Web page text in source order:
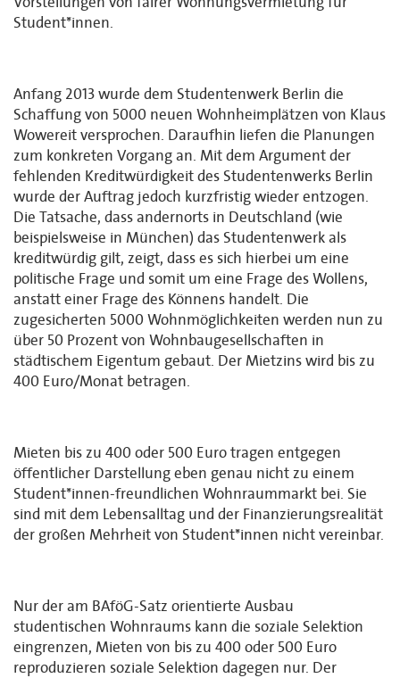
Student*innen.
Anfang 2013 wurde dem Studentenwerk Berlin die
Schaffung von 5000 neuen Wohnheimplätzen von Klaus
Wowereit versprochen. Daraufhin liefen die Planungen
zum konkreten Vorgang an. Mit dem Argument der
fehlenden Kreditwürdigkeit des Studentenwerks Berlin
wurde der Auftrag jedoch kurzfristig wieder entzogen.
Die Tatsache, dass andernorts in Deutschland (wie
beispielsweise in München) das Studentenwerk als
kreditwürdig gilt, zeigt, dass es sich hierbei um eine
politische Frage und somit um eine Frage des Wollens,
anstatt einer Frage des Könnens handelt. Die
zugesicherten 5000 Wohnmöglichkeiten werden nun zu
über 50 Prozent von Wohnbaugesellschaften in
städtischem Eigentum gebaut. Der Mietzins wird bis zu
400 Euro/Monat betragen.
Mieten bis zu 400 oder 500 Euro tragen entgegen
öffentlicher Darstellung eben genau nicht zu einem
Student*innen-freundlichen Wohnraummarkt bei. Sie
sind mit dem Lebensalltag und der Finanzierungsrealität
der großen Mehrheit von Student*innen nicht vereinbar.
Nur der am BAföG-Satz orientierte Ausbau
studentischen Wohnraums kann die soziale Selektion
eingrenzen, Mieten von bis zu 400 oder 500 Euro
reproduzieren soziale Selektion dagegen nur. Der